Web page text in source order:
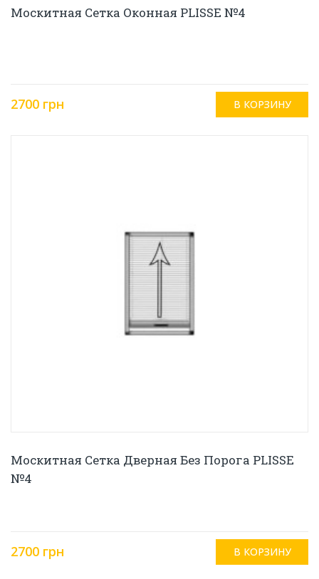
Москитная Сетка Оконная PLISSE №4
2700 грн
Москитная Сетка Дверная Без Порога PLISSE
№4
2700 грн